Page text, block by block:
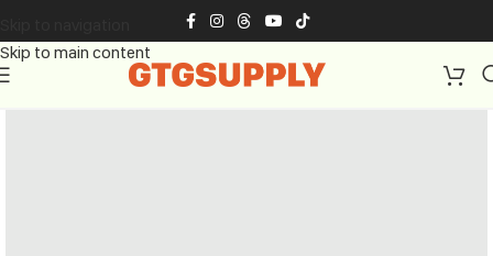
Skip to main content